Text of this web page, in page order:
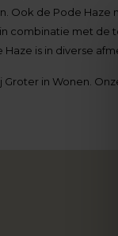
Ook de Pode Haze
combinatie met de
is in diverse
in Wonen.